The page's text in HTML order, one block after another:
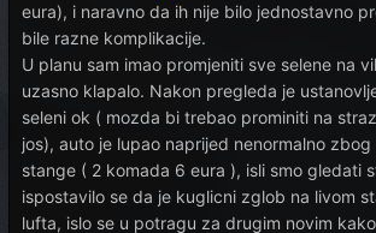
eura), i naravno da ih nije bilo jednostavno
bile razne komplikacije.
U planu sam imao promjeniti sve selene na
uzasno klapalo. Nakon pregleda je
seleni ok ( mozda bi trebao prominiti na
jos), auto je lupao naprijed nenormalno
stange ( 2 komada 6 eura ), isli smo gledati
ispostavilo se da je kuglicni zglob na livom
lufta, islo se u potragu za drugim novim